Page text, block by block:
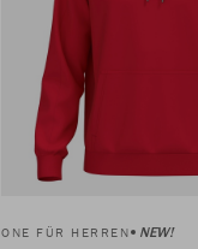
ONE FÜR HERREN NEW!